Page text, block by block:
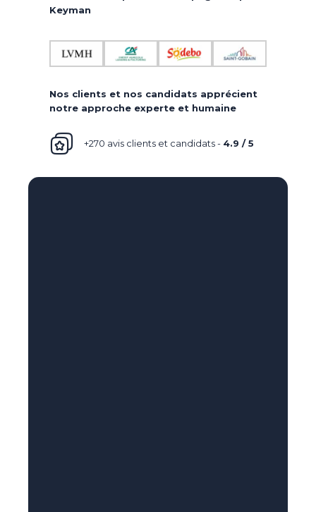
Keyman
Nos clients et nos candidats apprécient
notre approche experte et humaine
+270 avis clients et candidats - 4.9 / 5